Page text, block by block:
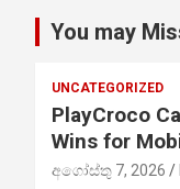
You may
UNCATEGORIZED
PlayCroco
Wins for
අගෝස්තු 7, 2026